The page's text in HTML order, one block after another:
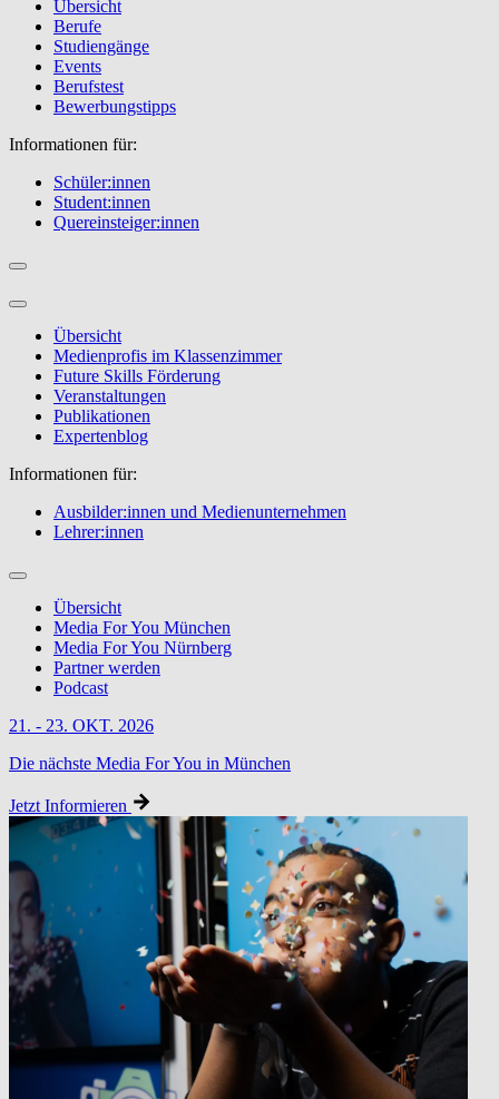
Übersicht
Berufe
Studiengänge
Events
Berufstest
Bewerbungstipps
Informationen für:
Schüler:innen
Student:innen
Quereinsteiger:innen
Übersicht
Medienprofis im Klassenzimmer
Future Skills Förderung
Veranstaltungen
Publikationen
Expertenblog
Informationen für:
Ausbilder:innen und Medienunternehmen
Lehrer:innen
Übersicht
Media For You München
Media For You Nürnberg
Partner werden
Podcast
21. - 23. OKT. 2026
Die nächste Media For You in München
Jetzt Informieren